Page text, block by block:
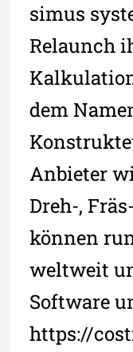
simus
Relaunch
dem
Anbieter
Dreh-,
können
weltweit
Software
https://